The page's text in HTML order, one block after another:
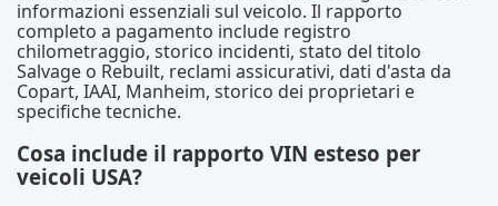
informazioni essenziali sul veicolo. Il rapporto
completo a pagamento include registro
chilometraggio, storico incidenti, stato del titolo
Salvage o Rebuilt, reclami assicurativi, dati d'asta da
Copart, IAAI, Manheim, storico dei proprietari e
specifiche tecniche.
Cosa include il rapporto VIN esteso per
veicoli USA?